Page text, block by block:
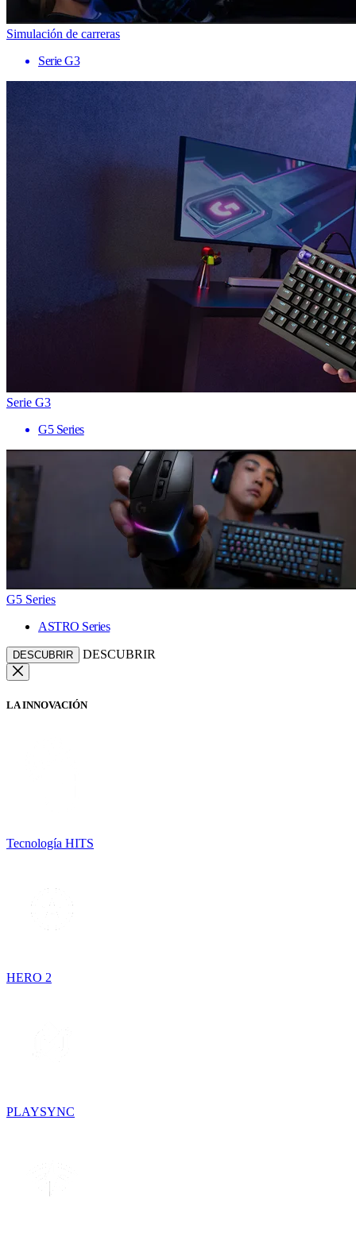
Simulación de carreras
Serie G3
Serie G3
G5 Series
G5 Series
ASTRO Series
DESCUBRIR DESCUBRIR
LA INNOVACIÓN
Tecnología HITS
HERO 2
PLAYSYNC